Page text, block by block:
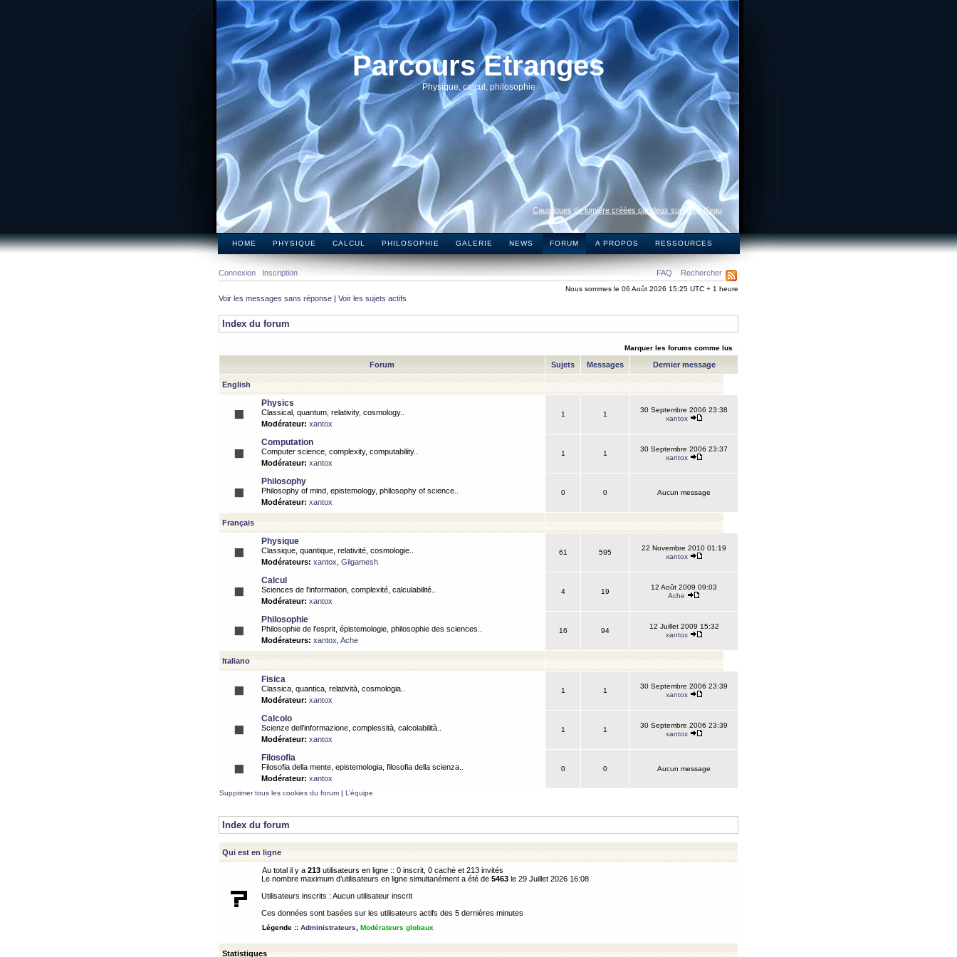
Parcours Etranges
Physique, calcul, philosophie
Caustiques de lumière créées par deux surfaces d’eau
HOME PHYSIQUE CALCUL PHILOSOPHIE GALERIE NEWS FORUM A PROPOS RESSOURCES
FAQ Rechercher
Connexion Inscription
Nous sommes le 06 Août 2026 15:25 UTC + 1 heure
Voir les messages sans réponse | Voir les sujets actifs
Index du forum
Marquer les forums comme lus
Forum Sujets Messages Dernier message
English
Physics
Classical, quantum, relativity, cosmology..
Modérateur: xantox
1 1
30 Septembre 2006 23:38
xantox
Computation
Computer science, complexity, computability..
Modérateur: xantox
1 1
30 Septembre 2006 23:37
xantox
Philosophy
Philosophy of mind, epistemology, philosophy of science..
Modérateur: xantox
0 0 Aucun message
Français
Physique
Classique, quantique, relativité, cosmologie..
Modérateurs: xantox Gilgamesh
61 595
22 Novembre 2010 01:19
xantox
Calcul
Sciences de l'information, complexité, calculabilité..
Modérateur: xantox
4 19
12 Août 2009 09:03
Ache
Philosophie
Philosophie de l'esprit, épistemologie, philosophie des sciences..
Modérateurs: xantox Ache
16 94
12 Juillet 2009 15:32
xantox
Italiano
Fisica
Classica, quantica, relatività, cosmologia..
Modérateur: xantox
1 1
30 Septembre 2006 23:39
xantox
Calcolo
Scienze dell'informazione, complessità, calcolabilità..
Modérateur: xantox
1 1
30 Septembre 2006 23:39
xantox
Filosofia
Filosofia della mente, epistemologia, filosofia della scienza..
Modérateur: xantox
0 0 Aucun message
Supprimer tous les cookies du forum | L’équipe
Index du forum
Qui est en ligne
Au total il y a 213 utilisateurs en ligne :: 0 inscrit, 0 caché et 213 invités
Le nombre maximum d’utilisateurs en ligne simultanément a été de 5463 le 29 Juillet 2026 16:08
Utilisateurs inscrits : Aucun utilisateur inscrit
Ces données sont basées sur les utilisateurs actifs des 5 dernières minutes
Légende :: Administrateurs Modérateurs globaux
Statistiques